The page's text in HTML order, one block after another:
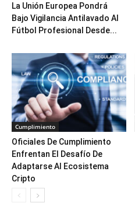
La Unión Europea Pondrá
Bajo Vigilancia Antilavado Al
Fútbol Profesional Desde...
Cumplimiento
Oficiales De Cumplimiento
Enfrentan El Desafío De
Adaptarse Al Ecosistema
Cripto